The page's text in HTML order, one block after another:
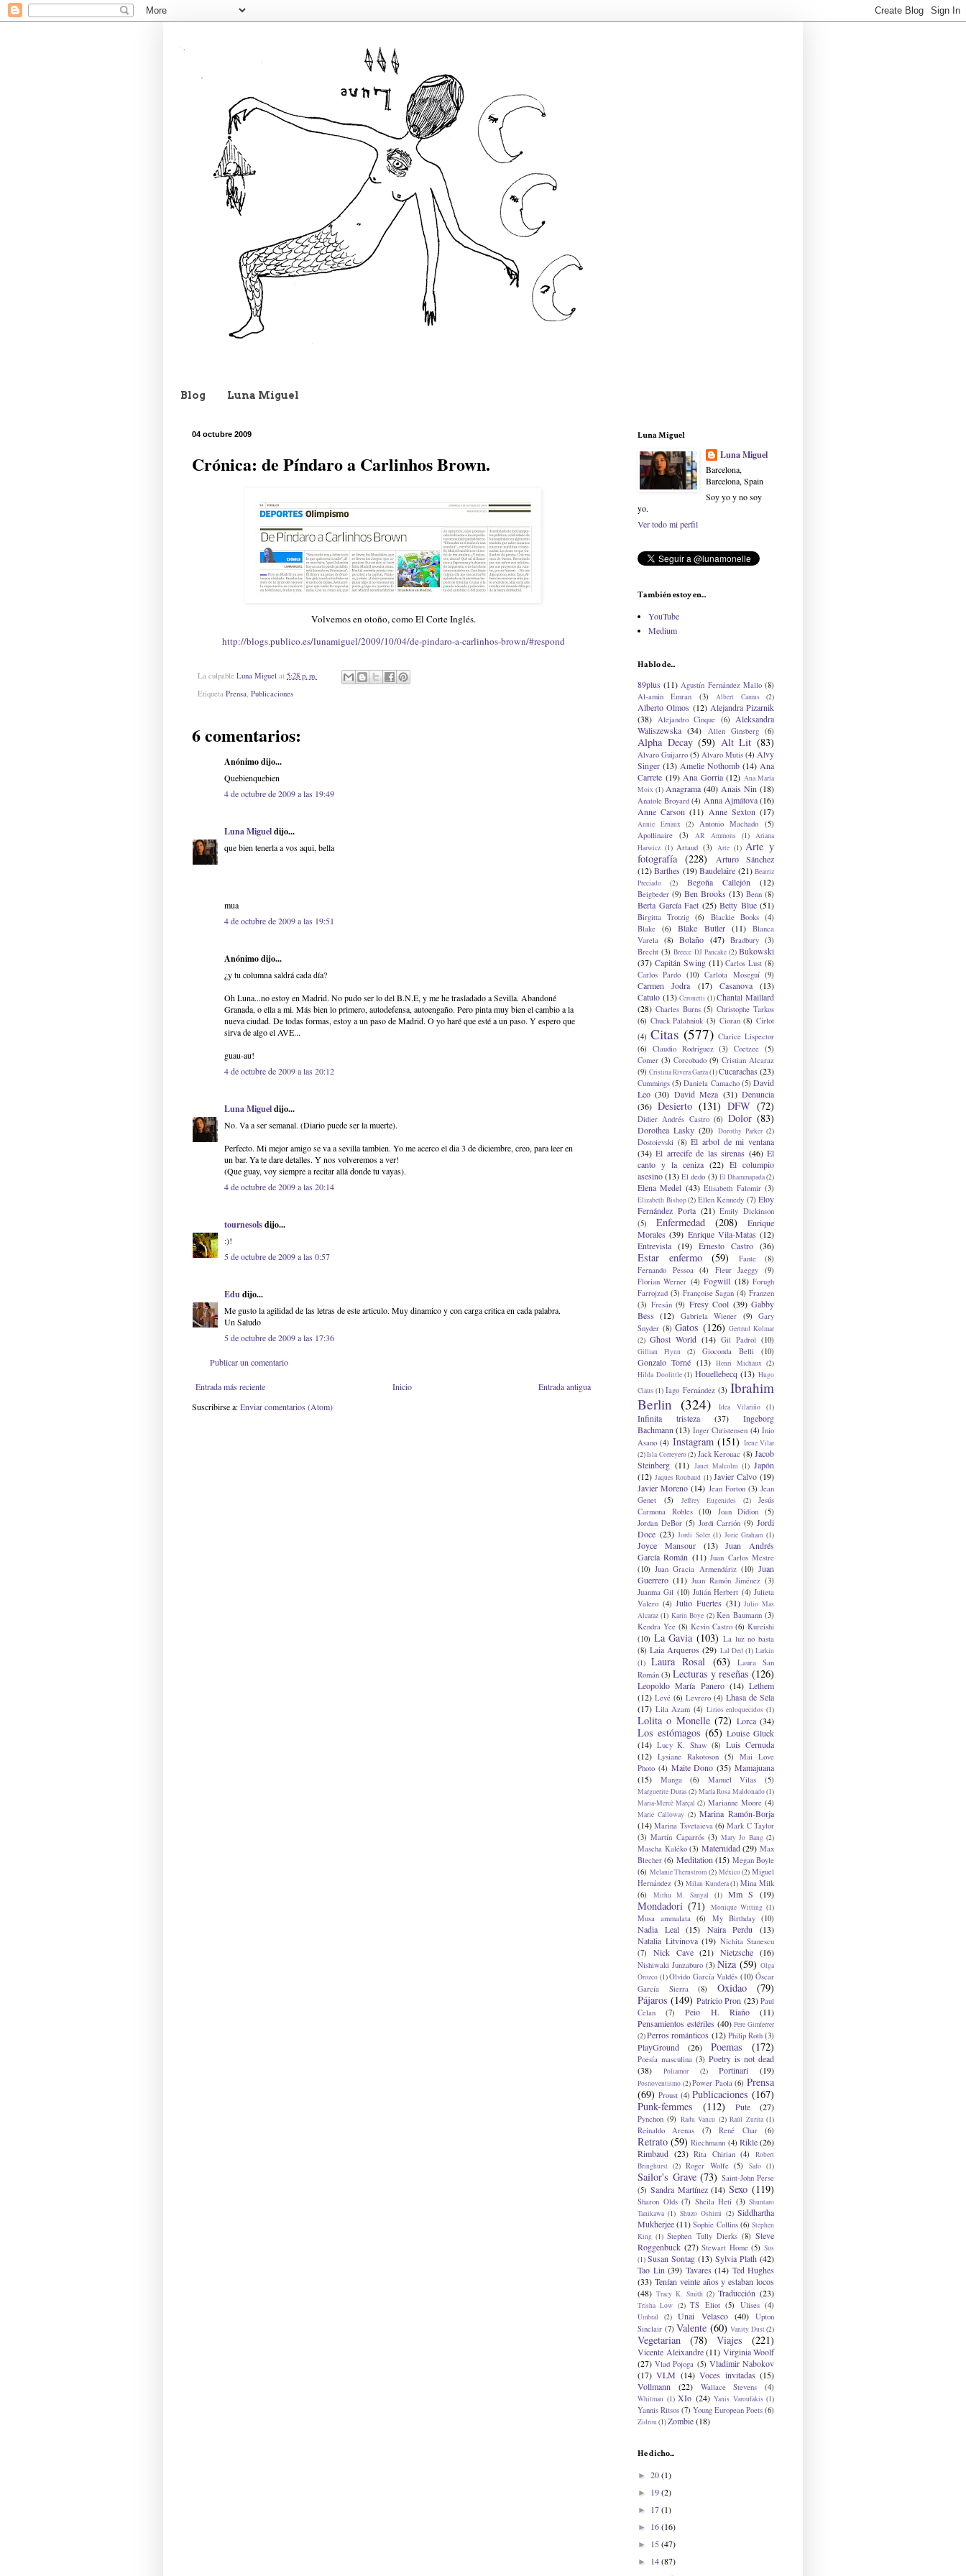
Blog Luna Miguel
04 octubre 2009
Crónica: de Píndaro a Carlinhos Brown.
Volvemos en otoño, como El Corte Inglés.
http://blogs.publico.es/lunamiguel/2009/10/04/de-pindaro-a-carlinhos-brown/#respond
La culpable Luna Miguel at 5:28 p. m.
Etiqueta Prensa Publicaciones
6 comentarios:
Anónimo dijo...
Quebienquebien
4 de octubre de 2009 a las 19:49
Luna Migueldijo...
que bien tenerla a vos aqui, bella
mua
4 de octubre de 2009 a las 19:51
Anónimo dijo...
¿y tu columna saldrá cada día?
Oh Luna...no estoy en Madrid. No pudo ser lo del B.N.E, y me he trasladado a Sevilla. Abandoné
Granada, o ella a mi. Más bien lo primero, autodefensa, autoengaño. Pero pinta muy bien el cambio a la
nueva ciudad. De todas formas, estoy a un paso de Madrid. O yo haré que esté a un paso. Y espero que
sirva de algo el AVE...
guau-au!
4 de octubre de 2009 a las 20:12
Luna Migueldijo...
No. Va a ser semanal. (Diario puede ser la muerte).
Perfecto. Mi mejor amigo se va a sevilla tambien. Yo me acerco el dia 3 de diciembre, creo, para leer en
un bar. Ya te dare detalles. Y nos volveremos a ver!
(Que guay, voy siempre a recitar allá donde tu vayas).
4 de octubre de 2009 a las 20:14
tournesolsdijo...
:)!
5 de octubre de 2009 a las 0:57
Edudijo...
Me gusto la agilidad de las letras de este articulo. Muy dinamico y con carga critica en cada palabra.
Un Saludo
5 de octubre de 2009 a las 17:36
Publicar un comentario
Entrada más reciente Entrada antigua
Inicio
Suscribirse a:Enviar comentarios (Atom)
Luna Miguel
Luna Miguel
Barcelona,
Barcelona, Spain
Soy yo y no soy
yo.
Ver todo mi perfil
También estoy en...
YouTube
Medium
Hablo de...
89plus (11) Agustín Fernández Mallo (8)
Al-amin Emran
(3) Albert Camus (2)
Alberto Olmos (12) Alejandra Pizarnik
(38)
Alejandro Cinque (6)
Aleksandra
Waliszewska (34) Allen Ginsberg (6)
Alpha Decay (59) Alt Lit (83)
Alvaro Guijarro (5) Alvaro Mutis (4) Alvy
Singer (13) Amelie Nothomb (14) Ana
Carrete (19) Ana Gorria (12) Ana María
Moix (1) Anagrama (40) Anais Nin (18)
Anatole Broyard (4) Anna Ajmátova (16)
Anne Carson (11) Anne Sexton (17)
Annie Ernaux (2) Antonio Machado
(5)
Apollinaire
(3) AR Ammons (1)
Ariana
Harwicz (1) Artaud (3) Arte (1) Arte y
fotografía (228)
Arturo Sánchez
(12) Barthes (19) Baudelaire (21) Beatriz
Preciado
(2) Begoña Callejón (12)
Beigbeder (9) Ben Brooks (13) Benn (8)
Berta García Faet (25) Betty Blue (51)
Birgitta Trotzig (6) Blackie Books (4)
Blake
(6) Blake Butler (11)
Blanca
Varela
(8) Bolaño (47) Bradbury (3)
Brecht (3) Breece DJ Pancake (2) Bukowski
(37) Capitán Swing (11) Carlos Lust (8)
Carlos Pardo (10) Carlota Moseguí (9)
Carmen Jodra (17) Casanova
(13)
Catulo (13) Ceronetti (1) Chantal Maillard
(28) Charles Burns (5) Christophe Tarkos
(6) Chuck Palahniuk (3) Cioran (8) Cirlot
(4) Citas (577) Clarice Lispector
(6)
Claudio Rodríguez (3) Coetzee (5)
Comer (3) Corcobado (9) Cristian Alcaraz
(9) Cristina Rivera Garza(1)Cucarachas (23)
Cummings (5) Daniela Camacho (5) David
Leo (30) David Meza (31) Denuncia
(36) Desierto (131) DFW (72)
Didier Andrés Castro (6) Dolor (83)
Dorothea Lasky (20) Dorothy Parker (2)
Dostoievski (8) El arbol de mi ventana
(34) El arrecife de las sirenas (46) El
canto y la ceniza (22) El columpio
asesino(13) El dedo (3) El Dhammapada(2)
Elena Medel (43) Elisabeth Falomir (3)
Elizabeth Bishop(2) Ellen Kennedy (7) Eloy
Fernández Porta (21) Emily Dickinson
(5)
Enfermedad (208)
Enrique
Morales (39) Enrique Vila-Matas (12)
Entrevista (19) Ernesto Castro (36)
Estar enfermo (59) Fante
(8)
Fernando Pessoa
(4) Fleur Jaeggy
(9)
Florian Werner (4) Fogwill (18) Forugh
Farrojzad (3) Françoise Sagan (4) Franzen
(3) Fresán (9) Fresy Cool (39) Gabby
Bess (12) Gabriela Wiener (9)
Gary
Snyder (8) Gatos (126) Gertrud Kolmar
(2) Ghost World (14) Gil Padrol (10)
Gillian Flynn (2) Gioconda Belli (10)
Gonzalo Torné (13) Henri Michaux (2)
Hilda Doolittle (1) Houellebecq (13) Hugo
Claus (1) Iago Fernández (3) Ibrahim
Berlin (324) Idea Vilariño (1)
Infinita tristeza (37)
Ingeborg
Bachmann (13) Inger Christensen (4) Inio
Asano (4) Instagram (151) Irene Vilar
(2)Isla Correyero(2) Jack Kerouac (8) Jacob
Steinberg (11) Janet Malcolm (1) Japón
(12) Jaques Roubaud (1) Javier Calvo (19)
Javier Moreno (14) Jean Forton (3) Jean
Genet
(5) Jeffrey Eugenides (2)
Jesús
Carmona Robles
(10) Joan Didion
(5)
Jordan DeBor (5) Jordi Carrión (9) Jordi
Doce (23) Jordi Soler (1) Jorie Graham (1)
Joyce Mansour (13)
Juan Andrés
García Román (11) Juan Carlos Mestre
(10) Juan Gracia Armendáriz (10) Juan
Guerrero (11) Juan Ramón Jiménez (3)
Juanma Gil (10) Julián Herbert (4) Julieta
Valero (4) Julio Fuertes (31) Julio Mas
Alcaraz (1) Karin Boye (2) Ken Baumann (3)
Kendra Yee (8) Kevin Castro (6) Kureishi
(10) La Gavia (103) La luz no basta
(8) Laia Arqueros (29) Lal Ded (1) Larkin
(1)
Laura Rosal (63)
Laura San
Román (3) Lecturas y reseñas (126)
Leopoldo María Panero (14) Lethem
(12) Levé (6) Levrero (4) Lhasa de Sela
(17) Lila Azam (4) Lirios enloquecidos (1)
Lolita o Monelle (72) Lorca (34)
Los estómagos (65) Louise Gluck
(14) Lucy K. Shaw (8) Luis Cernuda
(12) Lysiane Rakotoson (5)
Mai Love
Photo (4) Maite Dono (35) Mamajuana
(15)
Manga (6) Manuel Vilas (5)
Marguerite Duras(2) María Rosa Maldonado(1)
Maria-Mercè Marçal (2) Marianne Moore (4)
Marie Calloway (2) Marina Ramón-Borja
(14) Marina Tsvetaieva (6) Mark C Taylor
(3) Martín Caparrós (3) Mary Jo Bang (2)
Mascha Kaléko (3) Maternidad (29) Max
Blecher (6) Meditation (15) Megan Boyle
(6) Melanie Thernstrom (2) México (2) Miguel
Hernández (3) Milan Kundera(1) Mina Milk
(6)
Mithu M. Sanyal (1) Mm S (19)
Mondadori (71) Monique Witting (1)
Musa ammalata (6) My Birthday (10)
Nadia Leal (15) Naira Perdu
(13)
Natalia Litvinova (19) Nichita Stanescu
(7)
Nick Cave (21) Nietzsche (16)
Nishiwaki Junzaburo (3) Niza (59) Olga
Orozco (1)Olvido García Valdés (10) Óscar
García Sierra
(8) Oxidao
(79)
Pájaros (149) Patricio Pron (23) Paul
Celan
(7) Peio H. Riaño
(11)
Pensamientos estériles (40) Pere Gimferrer
(2)Perros románticos (12) Philip Roth (3)
PlayGround (26) Poemas (172)
Poesía masculina (3) Poetry is not dead
(38)
Poliamor (2) Portinari (19)
Posnoventismo (2) Power Paola (6) Prensa
(69) Proust (4) Publicaciones (167)
Punk-femmes
(112) Pute (27)
Pynchon (9) Radu Vancu (2) Raúl Zurita (1)
Reinaldo Arenas (7) René Char (6)
Retrato (59) Riechmann (4) Rikle (26)
Rimbaud (23) Rita Chirian (4)
Robert
Bringhurst (2) Roger Wolfe (5) Safo (1)
Sailor's Grave (73) Saint-John Perse
(5) Sandra Martínez (14) Sexo (119)
Sharon Olds (7) Sheila Heti (3) Shuntaro
Tanikawa (1) Shuzo Oshimi (2) Siddhartha
Mukherjee (11) Sophie Collins (6) Stephen
King (1) Stephen Tully Dierks (8) Steve
Roggenbuck (27) Stewart Home (5) Sus
(1) Susan Sontag (13) Sylvia Plath (42)
Tao Lin (39) Tavares (14) Ted Hughes
(33) Tenían veinte años y estaban locos
(48) Tracy K. Smith (2) Traducción (23)
Trisha Low (2) TS Eliot (5) Ulises (4)
Umbral (2) Unai Velasco (40)
Upton
Sinclair (7) Valente (60) Vanity Dust(2)
Vegetarian (78) Viajes (221)
Vicente Aleixandre (11) Virginia Woolf
(27) Vlad Pojoga (5) Vladimir Nabokov
(17) VLM (14) Voces invitadas (15)
Vollmann
(22) Wallace Stevens (4)
Whitman (1) XIo (24) Yanis Varoufakis (1)
Yannis Ritsos (7) Young European Poets (6)
Zidrou(1)Zombie(18)
He dicho...
► 20(1)
► 19(2)
► 17(1)
► 16(16)
► 15(47)
► 14(87)